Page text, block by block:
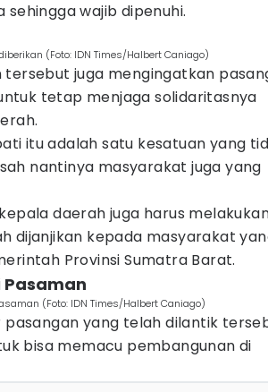
wajib dipenuhi.
(Foto: IDN Times/Halbert Caniago)
juga mengingatkan
tetap menjaga solidaritasnya
itu adalah satu kesatuan yang
nantinya masyarakat juga yang
daerah juga harus
dijanjikan kepada masyarakat
Provinsi Sumatra Barat.
(Foto: IDN Times/Halbert Caniago)
pasangan yang telah dilantik
bisa memacu pembangunan di